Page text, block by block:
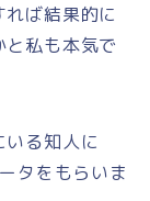
ば結果的に
私も本気で
る知人に
タをもらいま